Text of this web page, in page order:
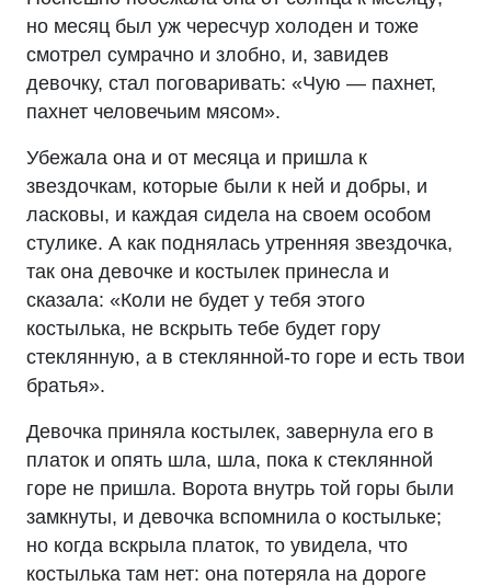
но месяц был уж чересчур холоден и тоже
смотрел сумрачно и злобно, и, завидев
девочку, стал поговаривать: «Чую — пахнет,
пахнет человечьим мясом».
Убежала она и от месяца и пришла к
звездочкам, которые были к ней и добры, и
ласковы, и каждая сидела на своем особом
стулике. А как поднялась утренняя звездочка,
так она девочке и костылек принесла и
сказала: «Коли не будет у тебя этого
костылька, не вскрыть тебе будет гору
стеклянную, а в стеклянной-то горе и есть твои
братья».
Девочка приняла костылек, завернула его в
платок и опять шла, шла, пока к стеклянной
горе не пришла. Ворота внутрь той горы были
замкнуты, и девочка вспомнила о костыльке;
но когда вскрыла платок, то увидела, что
костылька там нет: она потеряла на дороге